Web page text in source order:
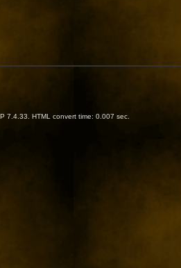
7.4.33. HTML convert time: 0.007 sec.